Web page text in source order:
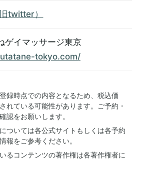
twitter）
ゲイマッサージ東京
tokyo.com/
録時点での内容となるため、税込価
れている可能性があります。ご予約・
認をお願いします。
ついては各公式サイトもしくは各予約
報をご参考ください。
るコンテンツの著作権は各著作権者に